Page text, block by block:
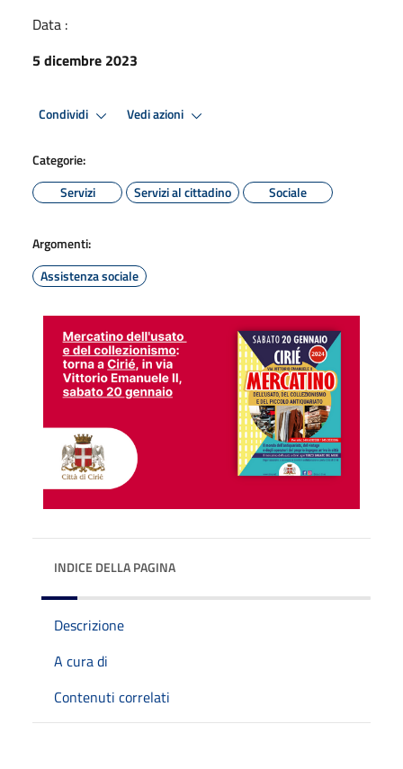
Data :
5 dicembre 2023
Condividi Vedi azioni
Categorie:
Servizi
Servizi al cittadino Sociale
Argomenti:
Assistenza sociale
INDICE DELLA PAGINA
Descrizione
A cura di
Contenuti correlati